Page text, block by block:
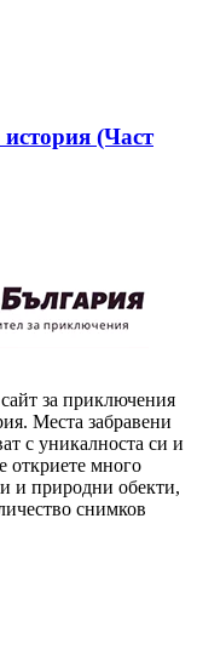
(Част
за приключения
Места забравени
с уникалноста си и
откриете много
и природни обекти,
снимков